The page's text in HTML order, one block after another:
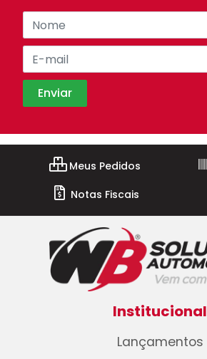
Meus Pedidos
Notas Fiscais
Institucional
Lançamentos